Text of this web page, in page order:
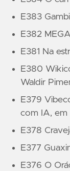
E383
E382
E381 Na
E380
Waldir
E379
com IA, em
E378
E377
E376 O